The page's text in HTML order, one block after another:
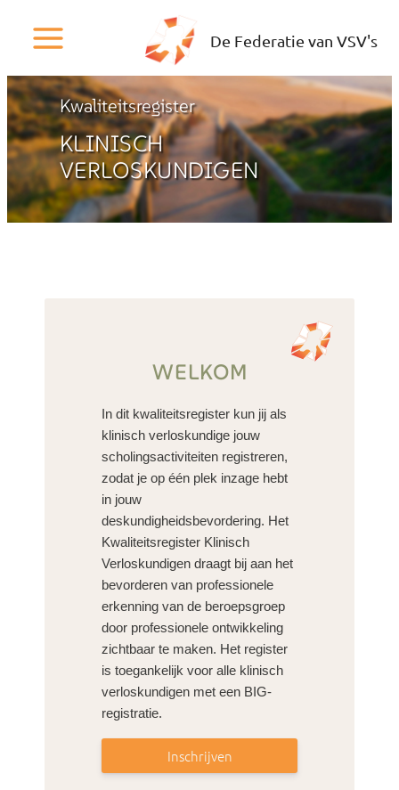
De Federatie van VSV's
Kwaliteitsregister
KLINISCH
VERLOSKUNDIGEN
WELKOM
In dit kwaliteitsregister kun jij als
klinisch verloskundige jouw
scholingsactiviteiten registreren,
zodat je op één plek inzage hebt
in jouw
deskundigheidsbevordering. Het
Kwaliteitsregister Klinisch
Verloskundigen draagt bij aan het
bevorderen van professionele
erkenning van de beroepsgroep
door professionele ontwikkeling
zichtbaar te maken. Het register
is toegankelijk voor alle klinisch
verloskundigen met een BIG-
registratie.
Inschrijven